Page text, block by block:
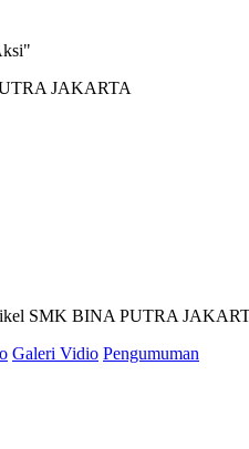
JAKARTA
SMK BINA PUTRA
Galeri Vidio Pengumuman